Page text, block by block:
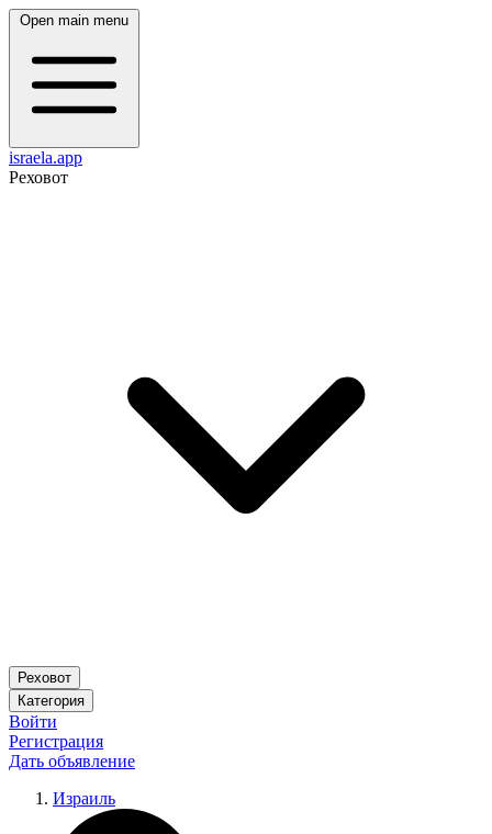
Open main menu
israela.app
Реховот
Реховот
Категория
Войти
Регистрация
Дать объявление
Израиль